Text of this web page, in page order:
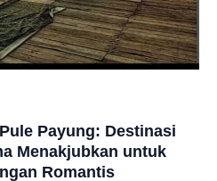
Payung: Destinasi
Menakjubkan untuk
Romantis